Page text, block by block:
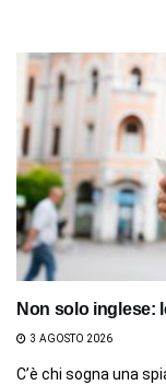
Non solo inglese:
3 AGOSTO 2026
C’è chi sogna una